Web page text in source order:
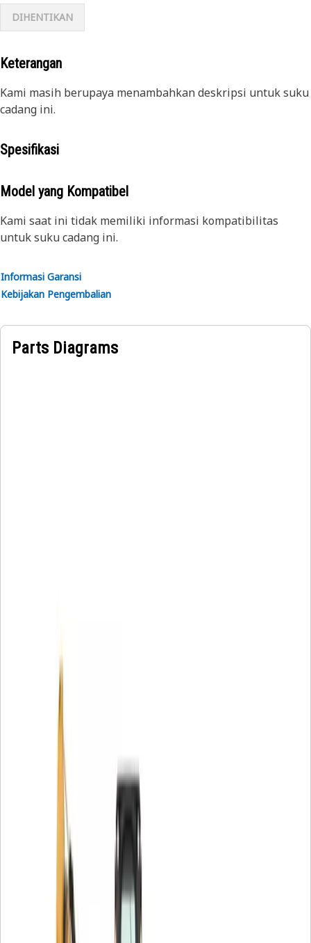
DIHENTIKAN
Keterangan
Kami masih berupaya menambahkan deskripsi untuk suku
cadang ini.
Spesifikasi
Model yang Kompatibel
Kami saat ini tidak memiliki informasi kompatibilitas
untuk suku cadang ini.
Informasi Garansi
Kebijakan Pengembalian
Parts Diagrams